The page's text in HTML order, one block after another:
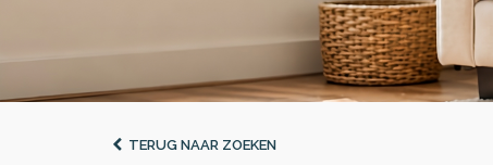
TERUG NAAR ZOEKEN